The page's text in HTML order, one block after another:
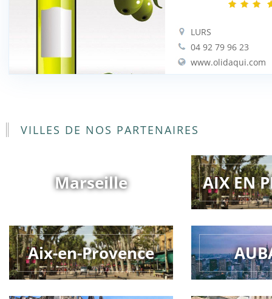
LURS
04 92 79 96 23
www.olidaqui.com
VILLES DE NOS PARTENAIRES
Marseille AIX EN
Aix-en-Provence